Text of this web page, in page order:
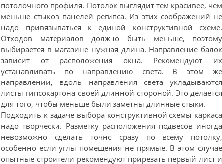
потолочного профиля. Потолок выглядит тем красивее, чем
меньше стыков панелей регипса. Из этих соображений не
надо привязываться к единой конструктивной схеме.
Отходов материалов должно быть меньше, поэтому
выбирается в магазине нужная длина. Направление балок
зависит от расположения окна. Рекомендуют их
устанавливать по направлению света. В этом же
направлении, вдоль направления света укладываются
листы гипсокартона своей длинной стороной. Это делается
для того, чтобы меньше были заметны длинные стыки.
Подходить к задаче выбора конструктивной схемы каркаса
надо творчески. Разметку расположения подвесов иногда
невозможно сделать точно сразу по всему потолку,
особенно если углы помещения не прямые. В этом случае
опытные строители рекомендуют прирезать первый лист и